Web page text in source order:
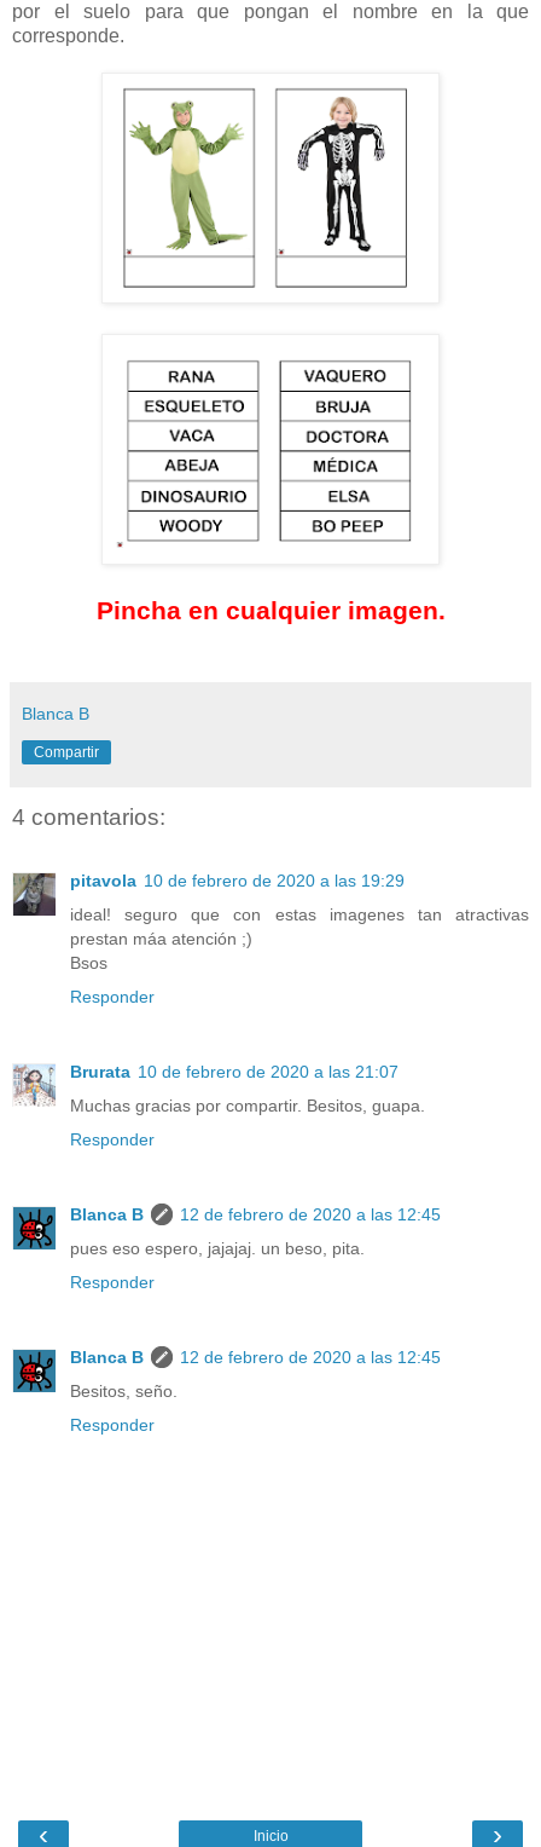
por el suelo para que pongan el nombre en la que
corresponde.
Pincha en cualquier imagen.
Blanca B
Compartir
4 comentarios:
pitavola 10 de febrero de 2020 a las 19:29
ideal! seguro que con estas imagenes tan atractivas
prestan máa atención ;)
Bsos
Responder
Brurata 10 de febrero de 2020 a las 21:07
Muchas gracias por compartir. Besitos, guapa.
Responder
Blanca B
12 de febrero de 2020 a las 12:45
pues eso espero, jajajaj. un beso, pita.
Responder
Blanca B
12 de febrero de 2020 a las 12:45
Besitos, seño.
Responder
‹ ›
Inicio